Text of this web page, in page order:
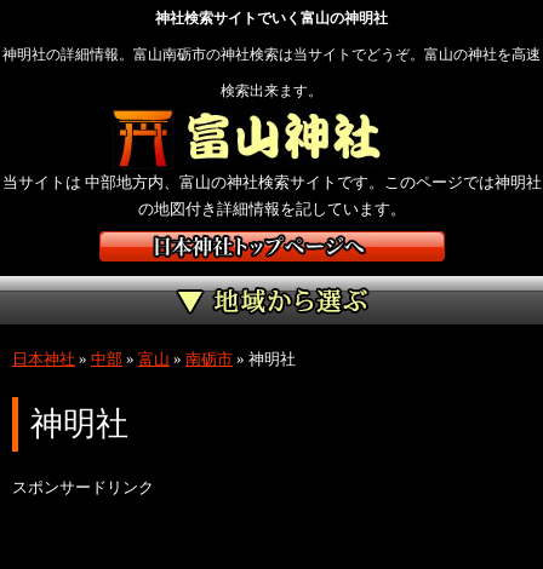
神社検索サイトでいく富山の神明社
神明社の詳細情報。富山南砺市の神社検索は当サイトでどうぞ。富山の神社を高速
検索出来ます。
当サイトは 中部地方内、富山の神社検索サイトです。このページでは神明社
の地図付き詳細情報を記しています。
日本神社 » 中部 » 富山 » 南砺市 » 神明社
神明社
スポンサードリンク